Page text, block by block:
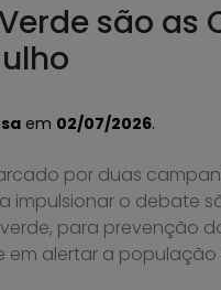
são as
em 02/07/2026.
por duas
impulsionar o debate
para prevenção
alertar a população